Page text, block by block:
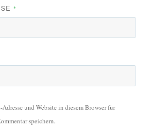
*
und Website in diesem Browser für
speichern.